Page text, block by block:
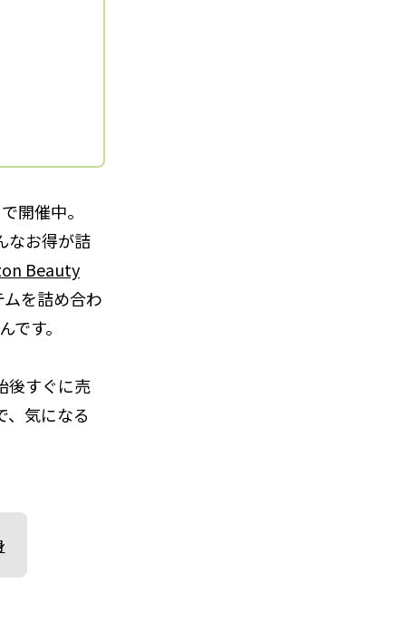
開催中。
なお得が詰
Beauty
を詰め合わ
です。
後すぐに売
、気になる